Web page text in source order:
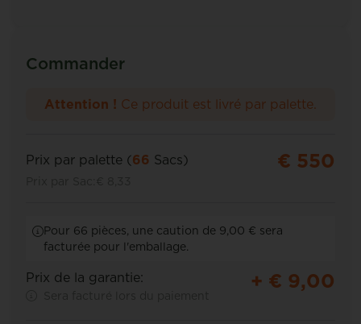
Commander
Attention ! Ce produit est livré par palette.
Prix par palette (66 Sacs) € 550
Pour 66 pièces, une caution de 9,00 € sera
facturée pour l'emballage.
Prix de la garantie: + € 9,00